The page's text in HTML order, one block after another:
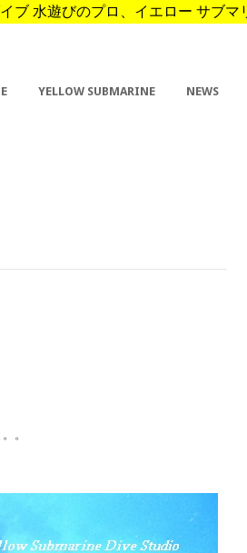
ブ 水遊びのプロ、イエロー サブ
YELLOW SUBMARINE NEWS
。